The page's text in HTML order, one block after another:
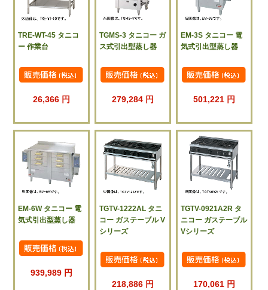
TRE-WT-45 タニコ
ー 作業台
26,366 円
TGMS-3 タニコー ガ
ス式引出型蒸し器
279,284 円
EM-3S タニコー 電
気式引出型蒸し器
501,221 円
EM-6W タニコー 電
気式引出型蒸し器
939,989 円
TGTV-1222AL タニ
コー ガステーブル V
シリーズ
218,886 円
TGTV-0921A2R タ
ニコー ガステーブル
Vシリーズ
170,061 円